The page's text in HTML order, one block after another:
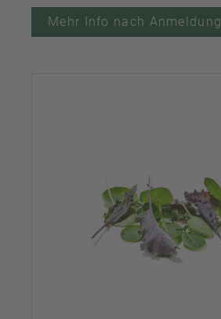
Mehr Info nach Anmeldung